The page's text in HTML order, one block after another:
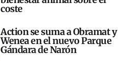
coste
Action se suma a Obramat y
Wenea en el nuevo Parque
Gándara de Narón